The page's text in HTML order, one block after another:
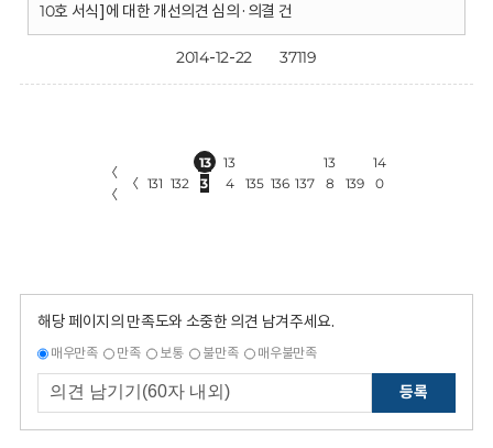
10호 서식]에 대한 개선의견 심의·의결 건
2014-12-22 37119
〈
〈
〈 131 132
13
3
13
4
135 136 137
13
8
139
14
0
해당 페이지의 만족도와 소중한 의견 남겨주세요.
매우만족 만족 보통 불만족 매우불만족
등록